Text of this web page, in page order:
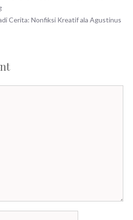
Cerita: Nonfiksi Kreatif ala Agustinus